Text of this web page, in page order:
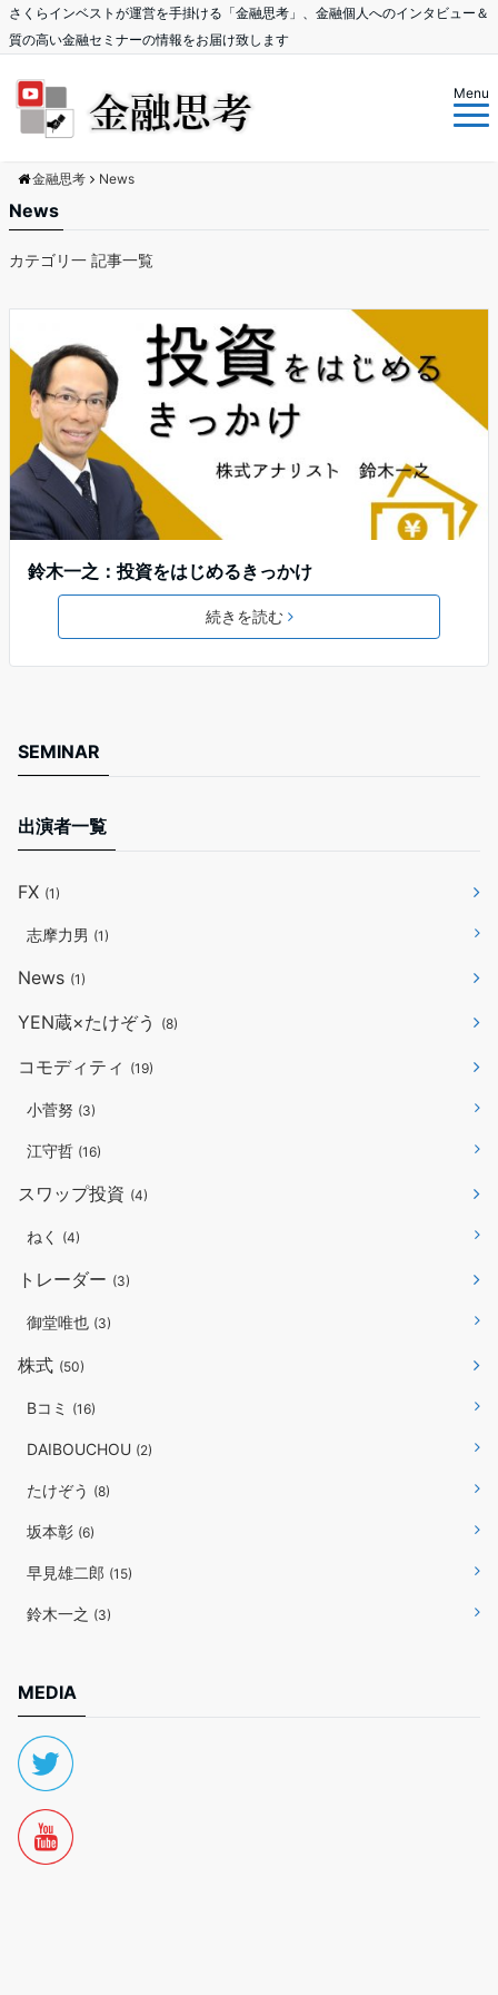
さくらインベストが運営を手掛ける「金融思考」、金融個人へのインタビュー＆
質の高い金融セミナーの情報をお届け致します
Menu
金融思考 News
News
カテゴリ一 記事一覧
鈴木一之：投資をはじめるきっかけ
続きを読む
SEMINAR
出演者一覧
FX (1)
志摩力男 (1)
News (1)
YEN蔵×たけぞう (8)
コモディティ (19)
小菅努 (3)
江守哲 (16)
スワップ投資 (4)
ねく (4)
トレーダー (3)
御堂唯也 (3)
株式 (50)
Bコミ (16)
DAIBOUCHOU (2)
たけぞう (8)
坂本彰 (6)
早見雄二郎 (15)
鈴木一之 (3)
MEDIA